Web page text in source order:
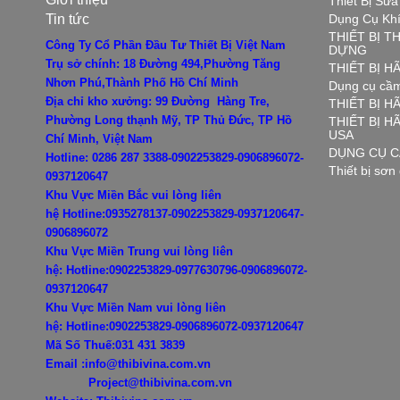
Tin tức
Công Ty Cổ Phần Đầu Tư Thiết Bị Việt Nam
Trụ sở chính: 18 Đường 494,Phường Tăng
Nhơn Phú,Thành Phố Hồ Chí Minh
Địa chỉ kho xưởng: 99 Đường Hàng Tre,
Phường Long thạnh Mỹ, TP Thủ Đức, TP Hồ
Chí Minh, Việt Nam
Hotline: 0286 287 3388-0902253829-0906896072-
0937120647
Khu Vực Miền Bắc vui lòng liên
hệ Hotline:0935278137-0902253829-0937120647-
0906896072
Khu Vực Miền Trung vui lòng liên
hệ: Hotline:0902253829-0977630796-0906896072-
0937120647
Khu Vực Miền Nam vui lòng liên
hệ: Hotline:0902253829-0906896072-0937120647
Mã Số Thuế:031 431 3839
Email :info@thibivina.com.vn
Project@thibivina.com.vn
Dụng Cụ
THIẾT BỊ
DỰNG
THIẾT BỊ
Dụng cụ
THIẾT BỊ
THIẾT BỊ
USA
DỤNG CỤ
Thiết bị sơn